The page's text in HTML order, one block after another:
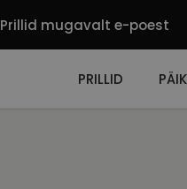
Prillid mugavalt e-poest
PRILLID